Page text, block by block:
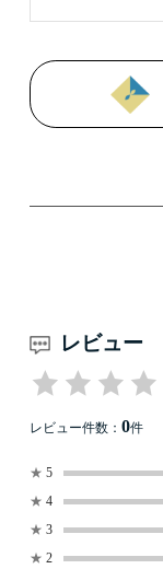
レビュー
レビュー件数： 0件
★ 5
★ 4
★ 3
★ 2